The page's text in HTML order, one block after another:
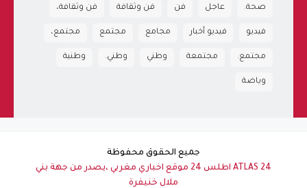
صحة. عاجل فن فن وثقافة فن وثقافة،
فيديو فيديو أخبار مجامع مجتمع مجتمع،
مجتمع. مجتمعة وطني وطني. وطنية
وياضة
جميع الحقوق محفوظة
ATLAS 24 اطلس 24 موقع اخباري مغربي ،يصدر من جهة بني
ملال خنيفرة